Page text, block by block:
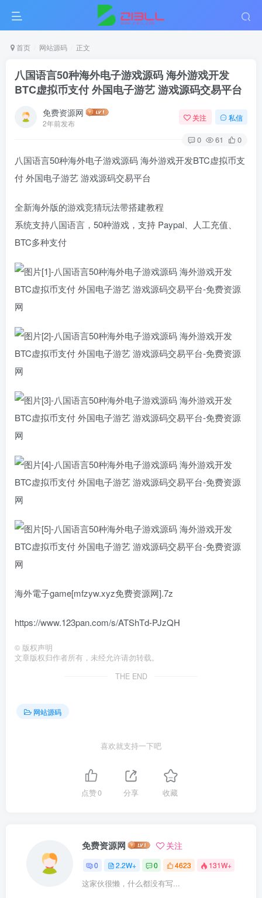
首页 网站源码 正文
八国语言50种海外电子游戏源码 海外游戏开发
BTC虚拟币支付 外国电子游艺 游戏源码交易平台
免费资源网
2年前发布
关注 私信
0 61 0
八国语言50种海外电子游戏源码 海外游戏开发BTC虚拟币支
付 外国电子游艺 游戏源码交易平台
全新海外版的游戏竞猜玩法带搭建教程
系统支持八国语言，50种游戏，支持 Paypal、人工充值、
BTC多种支付
海外電子game[mfzyw.xyz免费资源网].7z
https://www.123pan.com/s/ATShTd-PJzQH
© 版权声明
文章版权归作者所有，未经允许请勿转载。
THE END
网站源码
喜欢就支持一下吧
点赞0 分享 收藏
免费资源网 关注
0 2.2W+ 0 4623 131W+
这家伙很懒，什么都没有写...